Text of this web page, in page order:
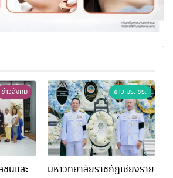
ข่าวสังคม
นและ
ข่าว มร. ชร.
มหาวิทยาลัยราชภัฏเชียงราย